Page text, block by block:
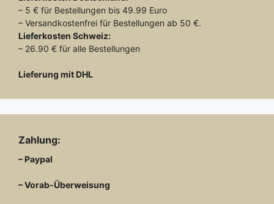
– 5 € für Bestellungen bis 49.99 Euro
– Versandkostenfrei für Bestellungen ab 50 €.
Lieferkosten Schweiz:
– 26.90 € für alle Bestellungen
Lieferung mit DHL
Zahlung:
– Paypal
– Vorab-Überweisung